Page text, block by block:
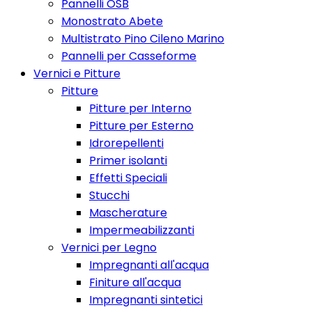
Pannelli OSB
Monostrato Abete
Multistrato Pino Cileno Marino
Pannelli per Casseforme
Vernici e Pitture
Pitture
Pitture per Interno
Pitture per Esterno
Idrorepellenti
Primer isolanti
Effetti Speciali
Stucchi
Mascherature
Impermeabilizzanti
Vernici per Legno
Impregnanti all'acqua
Finiture all'acqua
Impregnanti sintetici